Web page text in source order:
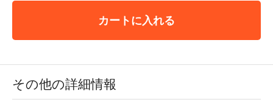
カートに入れる
その他の詳細情報